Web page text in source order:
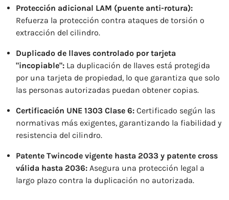
Protección adicional LAM (puente anti-rotura):
Refuerza la protección contra ataques de torsión o
extracción del cilindro.
Duplicado de llaves controlado por tarjeta
"incopiable": La duplicación de llaves está protegida
por una tarjeta de propiedad, lo que garantiza que solo
las personas autorizadas puedan obtener copias.
Certificación UNE 1303 Clase 6: Certificado según las
normativas más exigentes, garantizando la fiabilidad y
resistencia del cilindro.
Patente Twincode vigente hasta 2033 y patente cross
válida hasta 2036: Asegura una protección legal a
largo plazo contra la duplicación no autorizada.